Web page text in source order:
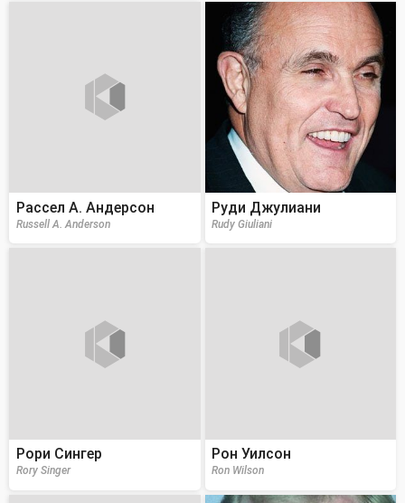
Рассел А. Андерсон
Russell A. Anderson
Руди Джулиани
Rudy Giuliani
Рори Сингер
Rory Singer
Рон Уилсон
Ron Wilson